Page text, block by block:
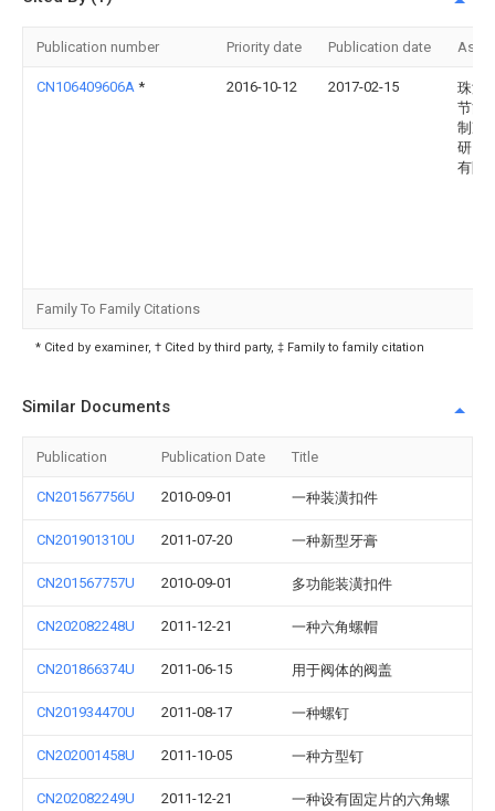
Publication number Priority date Publication date
CN106409606A * 2016-10-12 2017-02-15
珠海
节能
制冷
研究
有限
Family To Family Citations
* Cited by examiner, † Cited by third party, ‡ Family to family citation
Similar Documents
Publication Publication Date Title
CN201567756U 2010-09-01 一种装潢扣件
CN201901310U 2011-07-20 一种新型牙膏
CN201567757U 2010-09-01 多功能装潢扣件
CN202082248U 2011-12-21 一种六角螺帽
CN201866374U 2011-06-15 用于阀体的阀盖
CN201934470U 2011-08-17 一种螺钉
CN202001458U 2011-10-05 一种方型钉
CN202082249U 2011-12-21
一种设有固定片的六角螺